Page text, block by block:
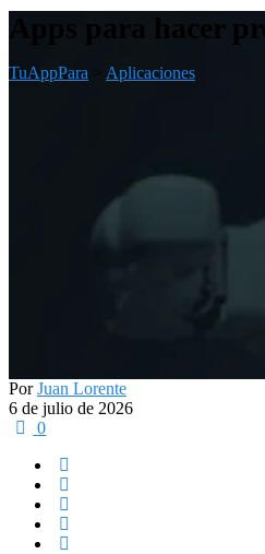
Apps para hacer
TuAppPara Aplicaciones
PorJuan Lorente
6 de julio de 2026
0